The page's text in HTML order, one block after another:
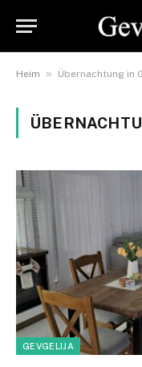
Heim » Übernachtung in
GEVGELIJA